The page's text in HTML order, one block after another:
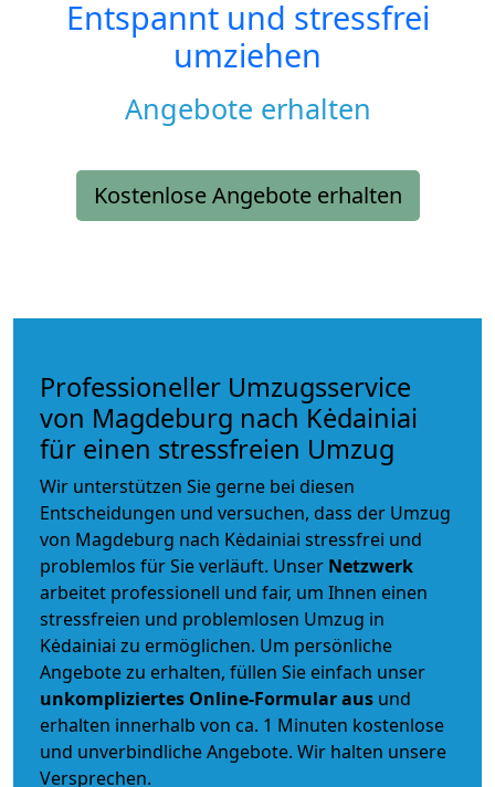
Entspannt und stressfrei
umziehen
Angebote erhalten
Kostenlose Angebote erhalten
Professioneller Umzugsservice
von Magdeburg nach Kėdainiai
für einen stressfreien Umzug
Wir unterstützen Sie gerne bei diesen
Entscheidungen und versuchen, dass der Umzug
von Magdeburg nach Kėdainiai stressfrei und
problemlos für Sie verläuft. Unser Netzwerk
arbeitet professionell und fair, um Ihnen einen
stressfreien und problemlosen Umzug in
Kėdainiai zu ermöglichen. Um persönliche
Angebote zu erhalten, füllen Sie einfach unser
unkompliziertes Online-Formular aus und
erhalten innerhalb von ca. 1 Minuten kostenlose
und unverbindliche Angebote. Wir halten unsere
Versprechen.